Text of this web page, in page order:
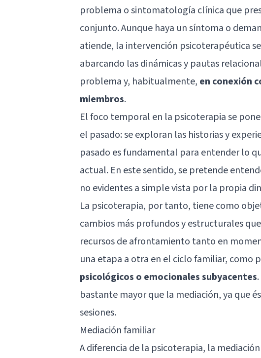
problema o sintomatología clínica que
conjunto. Aunque haya un síntoma o
atiende, la intervención psicoterapéutica
abarcando las dinámicas y pautas
problema y, habitualmente, en conexión
miembros.
El foco temporal en la psicoterapia se
el pasado: se exploran las historias y
pasado es fundamental para entender lo
actual. En este sentido, se pretende
no evidentes a simple vista por la propia
La psicoterapia, por tanto, tiene como
cambios más profundos y estructurales
recursos de afrontamiento tanto en
una etapa a otra en el ciclo familiar, como
psicológicos o emocionales subyacentes
bastante mayor que la mediación, ya que
sesiones.
Mediación familiar
A diferencia de la psicoterapia, la